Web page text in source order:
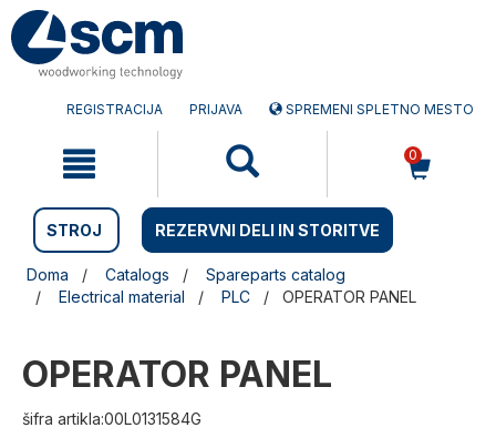
Preskočite
na
vsebino
Preskočite
na
navigacijski
REGISTRACIJA PRIJAVA SPREMENI SPLETNO MESTO
0
STROJ REZERVNI DELI IN STORITVE
Doma Catalogs
Spareparts catalog
Electrical material
PLC OPERATOR PANEL
OPERATOR PANEL
šifra artikla:00L0131584G